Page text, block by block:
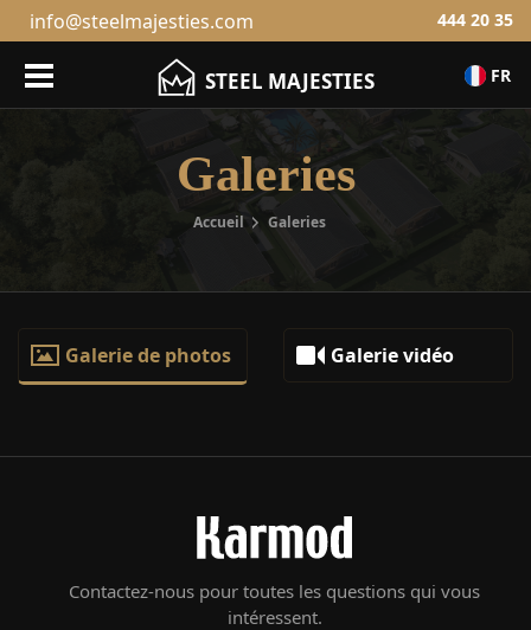
info@steelmajesties.com 444 20 35
STEEL MAJESTIES FR
Galeries
Accueil Galeries
Galerie de photos Galerie vidéo
Contactez-nous pour toutes les questions qui vous
intéressent.